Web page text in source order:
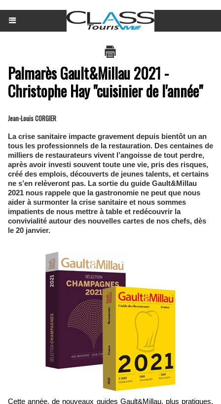
Palmarès Gault&Millau 2021 -
Christophe Hay "cuisinier de l'année"
Jean-Louis CORGIER
La crise sanitaire impacte gravement depuis bientôt un an
tous les professionnels de la restauration. Des centaines de
milliers de restaurateurs vivent l’angoisse de tout perdre,
après avoir investi souvent toute une vie, pris des risques,
créé des emplois, découverts de jeunes talents, et certains
ne s’en relèveront pas. La sortie du guide Gault&Millau
2021 nous rappele que la gastronomie ne peut que nous
aider à surmonter la crise sanitaire et nous sommes
impatients de nous mettre à table et redécouvrir la
convivialité autour des nouvelles cartes de nos chefs, dès
le 20 janvier.
Cette année, de nouveaux guides Gault&Millau, plus pratiques,